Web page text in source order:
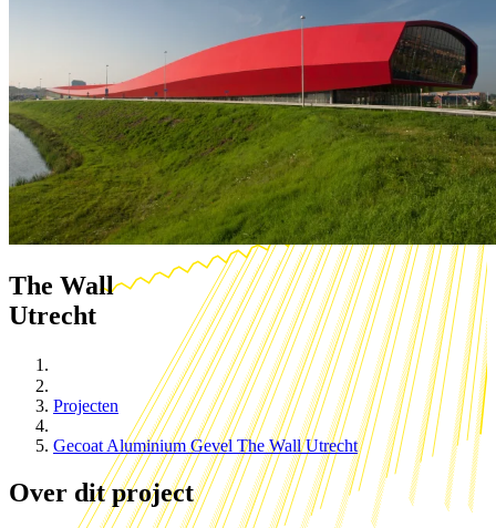
The Wall
Utrecht
Projecten
Gecoat Aluminium Gevel The Wall Utrecht
Over dit project